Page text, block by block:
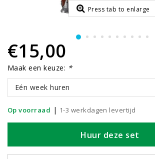
Press tab to enlarge
€15,00
Maak een keuze: *
Eén week huren
Op voorraad | 1-3 werkdagen levertijd
Huur deze set